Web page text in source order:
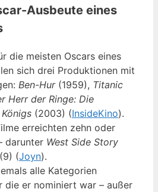
Ausbeute eines
die meisten Oscars eines
sich drei Produktionen mit
Ben-Hur(1959), Titanic
Herr der Ringe: Die
(2003) (InsideKino).
erreichten zehn oder
darunter West Side Story
(9) (Joyn).
alle Kategorien
die er nominiert war – außer